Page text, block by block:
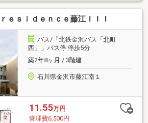
ｅｓｉｄｅｎｃｅ藤江ＩＩＩ
バス/「北鉄金沢バス「北町
西」」バス停 停歩5分
築2年8ヶ月 / 3階建
石川県金沢市藤江南１
11.55万円
管理費6,500円